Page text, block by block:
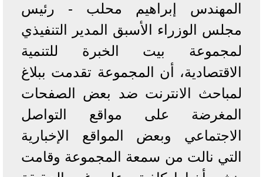
المهندس إبراهيم محلب - رئيس
مجلس الوزراء الأسبق المدير التنفيذي
لمجموعة بيت الخبرة للتنمية
الاقتصادية، أن المجموعة تقدمت ببلاغ
لمباحث الانترنت ضد بعض الصفحات
المغرضة على مواقع التواصل
الاجتماعي وبعض المواقع الإخبارية
التي نالت من سمعة المجموعة وقامت